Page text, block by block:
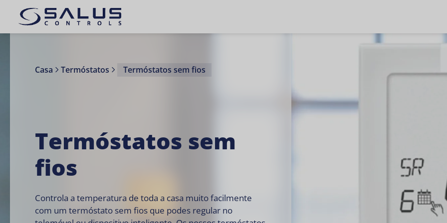
Casa Termóstatos Termóstatos sem fios
Termóstatos sem
fios
Controla a temperatura de toda a casa muito facilmente
com um termóstato sem fios que podes regular no